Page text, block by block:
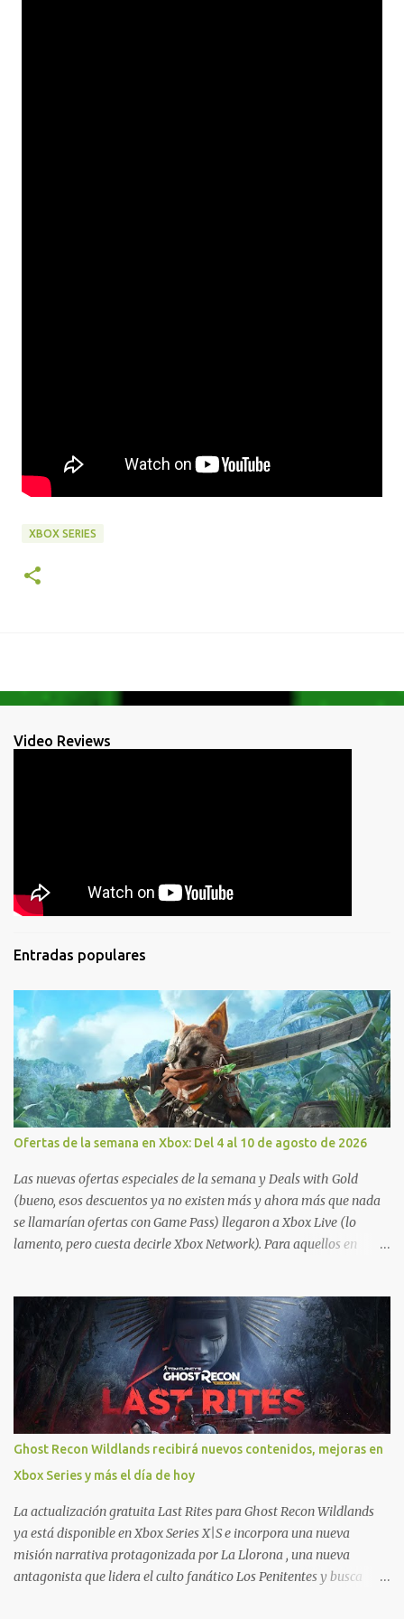
XBOX SERIES
Video Reviews
Entradas populares
Ofertas de la semana en Xbox: Del 4 al 10 de agosto de 2026
Las nuevas ofertas especiales de la semana y Deals with Gold
(bueno, esos descuentos ya no existen más y ahora más que nada
se llamarían ofertas con Game Pass) llegaron a Xbox Live (lo
lamento, pero cuesta decirle Xbox Network). Para aquellos en
jugarlos y mantener un progreso compartido en Windows PC y
Xbox, y tenemos un listado de juegos compatibles por acá . ¿Aún
necesitas una mano con las compras? Tenemos un tutorial extenso
o en vídeo para que se quiten todas las dudas generales de cómo
hacer compras en Xbox . Podes consultar un listado más completo
de promociones desde xbox.com. El post puede tener
actualizaciones regulares o cambios ante cualquier error. Ofertas
- Argentina Ofertas - Chile Ofertas - Colombia Ofertas - México
Ofertas - Estados Unidos Ofertas - España Todas las ofertas de
Xbox One también aplican a Xbox Series, a excepción de los jue...
Ghost Recon Wildlands recibirá nuevos contenidos, mejoras en
Xbox Series y más el día de hoy
La actualización gratuita Last Rites para Ghost Recon Wildlands
ya está disponible en Xbox Series X|S e incorpora una nueva
misión narrativa protagonizada por La Llorona , una nueva
antagonista que lidera el culto fanático Los Penitentes y busca